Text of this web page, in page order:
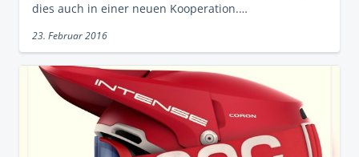
dies auch in einer neuen Kooperation.…
23. Februar 2016